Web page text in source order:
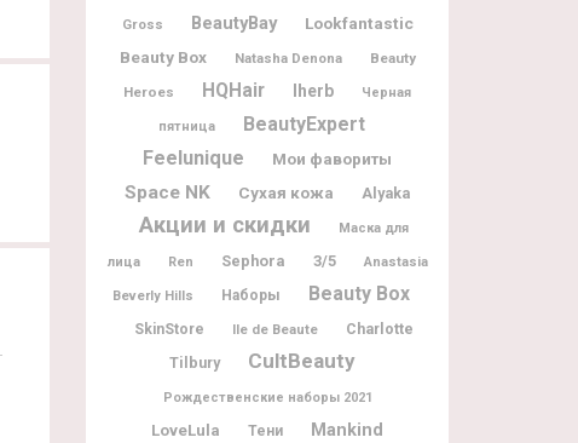
Gross
BeautyBay
Lookfantastic
Beauty Box
Natasha Denona
Beauty
Heroes
HQHair Iherb Черная
пятница
BeautyExpert
Feelunique
Мои фавориты
Space NK Сухая кожа Alyaka
Акции и скидки Маска для
лица Ren Sephora 3/5 Anastasia
Beverly Hills Наборы Beauty Box
SkinStore Ile de Beaute
Charlotte
Tilbury
CultBeauty
Рождественские наборы 2021
LoveLula Тени Mankind